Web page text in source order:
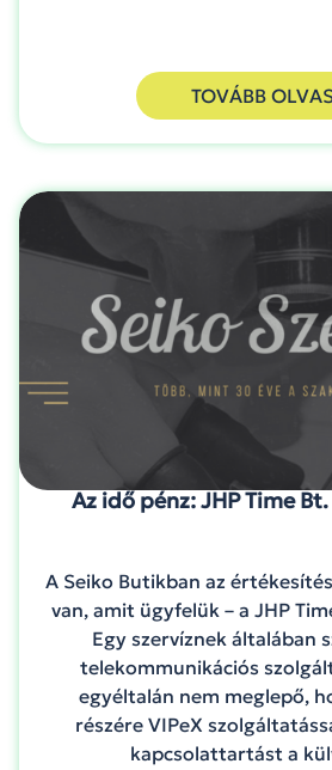
TOVÁBB
Az idő pénz: JHP Time
A Seiko Butikban az
van, amit ügyfelük – a JHP
Egy szervíznek általában
telekommunikációs
egyéltalán nem meglepő,
részére VIPeX
kapcsolattartást a